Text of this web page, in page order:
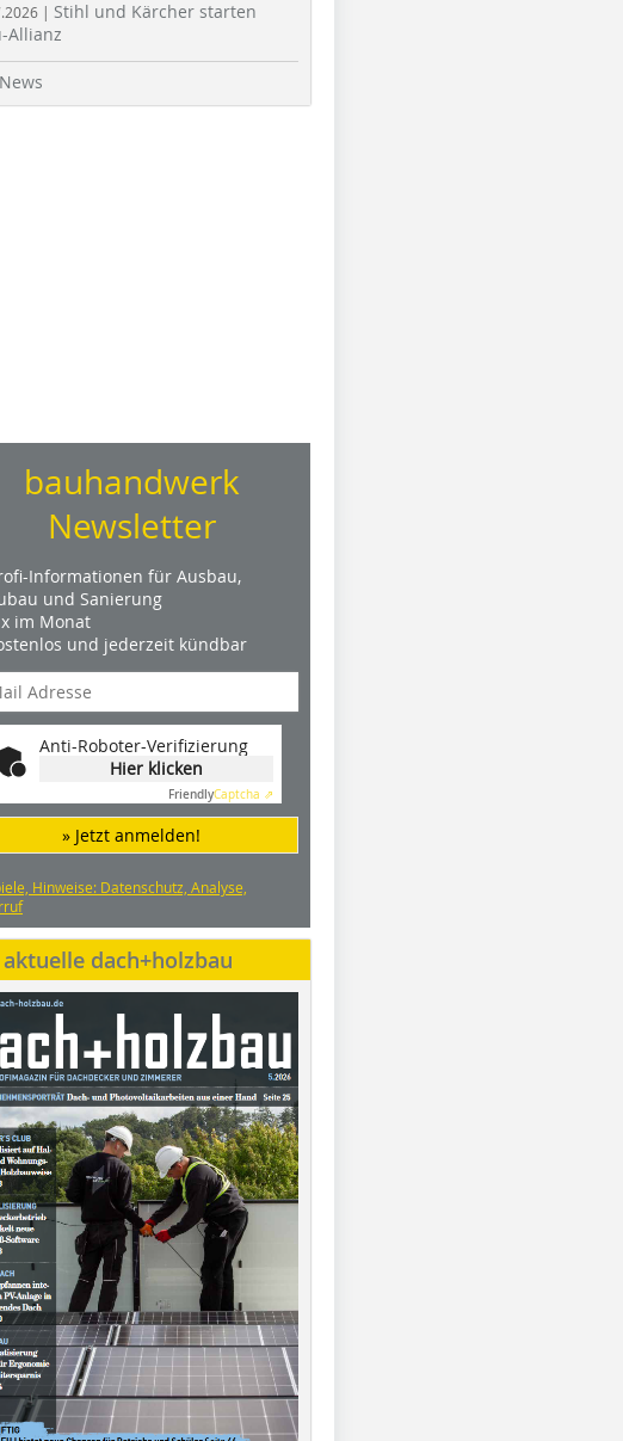
| Stihl und Kärcher starten
Allianz
bauhandwerk
Newsletter
Informationen für Ausbau,
und Sanierung
im Monat
und jederzeit kündbar
Anti-Roboter-Verifizierung
Hier klicken
FriendlyCaptcha ⇗
» Jetzt anmelden!
Hinweise: Datenschutz, Analyse,
aktuelle dach+holzbau